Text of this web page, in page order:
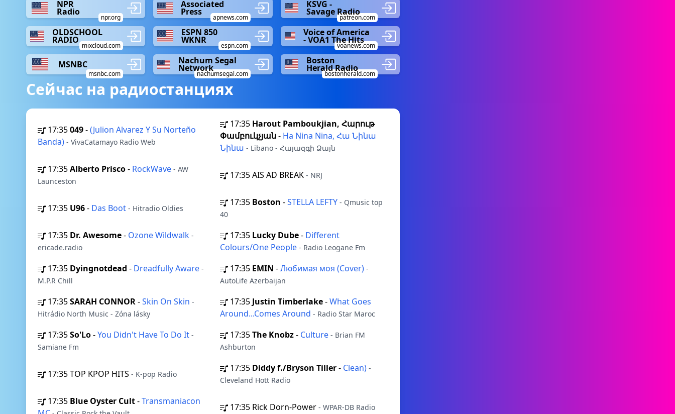
NPR
Radio
npr.org
Associated
Press
apnews.com
KSVG -
Savage Radio
patreon.com
OLDSCHOOL
RADIO
mixcloud.com
ESPN 850
WKNR
espn.com
Voice of America
- VOA1 The Hits
voanews.com
MSNBC
msnbc.com
Nachum Segal
Network
nachumsegal.com
Boston
Herald Radio
bostonherald.com
Сейчас на радиостанциях
17:35049-(Julion Alvarez Y Su Norteño
Banda) - VivaCatamayo Radio Web
17:35 Harout Pamboukjian, Հարութ
Փամբուկչյան- Ha Nina Nina, Հա Նինա
Նինա - Libano - Հայազգի Ձայն
17:35Alberto Prisco- RockWave - AW
Launceston
17:35AIS AD BREAK - NRJ
17:35 U96- Das Boot - Hitradio Oldies
17:35 Boston -STELLA LEFTY - Qmusic top
40
17:35 Dr. Awesome- Ozone Wildwalk -
ericade.radio
17:35 Lucky Dube- Different
Colours/One People - Radio Leogane Fm
17:35 Dyingnotdead - Dreadfully Aware -
M.P.R Chill
17:35 EMIN -Любимая моя (Cover) -
AutoLife Azerbaijan
17:35SARAH CONNOR-Skin On Skin -
Hitrádio North Music - Zóna lásky
17:35 Justin Timberlake-What Goes
Around...Comes Around - Radio Star Maroc
17:35So'Lo-You Didn't Have To Do It -
Samiane Fm
17:35The Knobz- Culture - Brian FM
Ashburton
17:35TOP KPOP HITS - K-pop Radio
17:35 Diddy f./Bryson Tiller- Clean) -
Cleveland Hott Radio
17:35 Blue Oyster Cult-Transmaniacon
17:35 Rick Dorn-Power - WPAR-DB Radio